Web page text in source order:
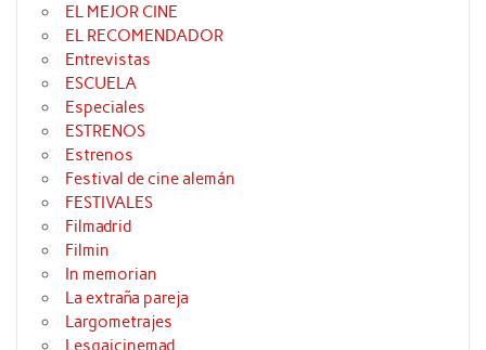
EL MEJOR CINE
EL RECOMENDADOR
Entrevistas
ESCUELA
Especiales
ESTRENOS
Estrenos
Festival de cine alemán
FESTIVALES
Filmadrid
Filmin
In memorian
La extraña pareja
Largometrajes
Lesgaicinemad